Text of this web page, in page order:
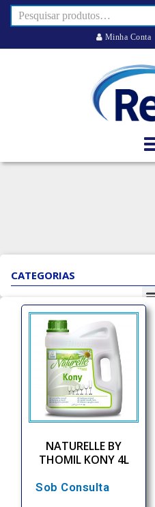
Minha Conta
CATEGORIAS
NATURELLE BY
THOMIL KONY 4L
Sob Consulta